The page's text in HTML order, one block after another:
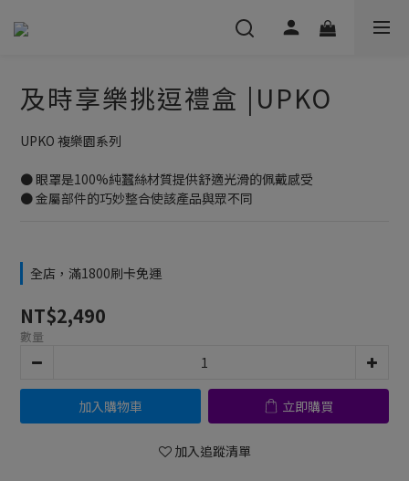
及時享樂挑逗禮盒 |UPKO
UPKO 複樂園系列
● 眼罩是100%純蠶絲材質提供舒適光滑的佩戴感受
● 金屬部件的巧妙整合使該產品與眾不同
全店，滿1800刷卡免運
NT$2,490
數量
加入購物車 立即購買
加入追蹤清單